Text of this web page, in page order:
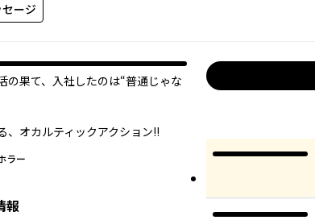
ージ
の果て、入社したのは“普通じゃな
、オカルティックアクション!!
ラー
報